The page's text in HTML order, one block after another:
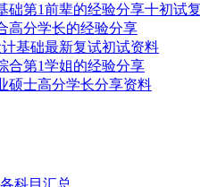
础第1前辈的经验分享十初试
高分学长的经验分享
基础最新复试初试资料
合第1学姐的经验分享
硕士高分学长分享资料
科目汇总